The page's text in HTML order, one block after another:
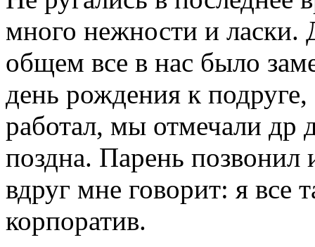
много нежности и ласки.
общем все в нас было
день рождения к
работал, мы отмечали др
поздна. Парень
вдруг мне говорит: я все
корпоратив.